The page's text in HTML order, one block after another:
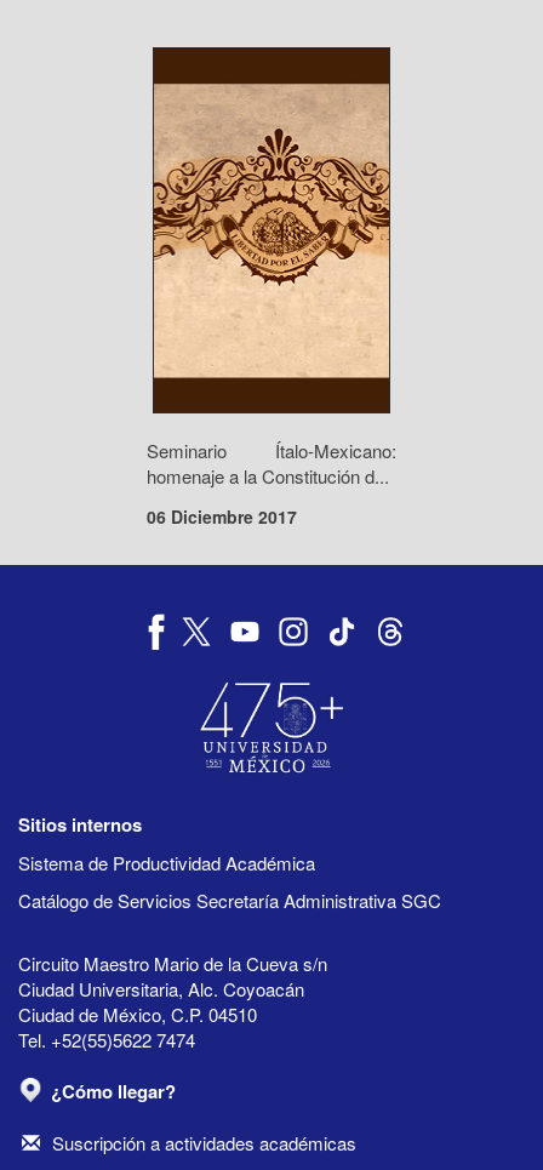
Seminario Ítalo-Mexicano:
homenaje a la Constitución d...
06 Diciembre 2017
Sitios internos
Sistema de Productividad Académica
Catálogo de Servicios Secretaría Administrativa SGC
Circuito Maestro Mario de la Cueva s/n
Ciudad Universitaria, Alc. Coyoacán
Ciudad de México, C.P. 04510
Tel. +52(55)5622 7474
¿Cómo llegar?
Suscripción a actividades académicas